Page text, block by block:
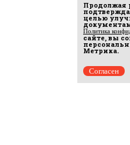
Продолжая
целью
Политика
сайте, вы
Метрика.
Согласен